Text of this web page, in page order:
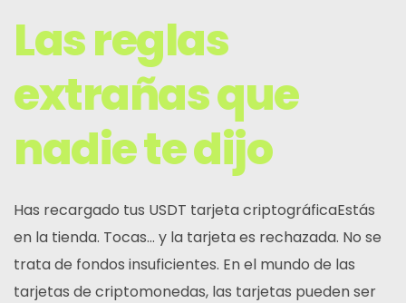
Las reglas
extrañas que
nadie te dijo
Has recargado tus USDT tarjeta criptográficaEstás
en la tienda. Tocas... y la tarjeta es rechazada. No se
trata de fondos insuficientes. En el mundo de las
tarjetas de criptomonedas, las tarjetas pueden ser